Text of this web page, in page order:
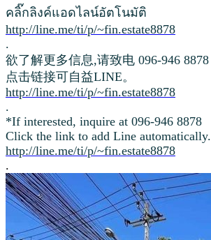
คลิ๊กลิงค์แอดไลน์อัตโนมัติ
http://line.me/ti/p/~fin.estate8878
.
欲了解更多信息,请致电 096-946 8878
点击链接可自益LINE。
http://line.me/ti/p/~fin.estate8878
.
*If interested, inquire at 096-946 8878
Click the link to add Line automatically.
http://line.me/ti/p/~fin.estate8878
.